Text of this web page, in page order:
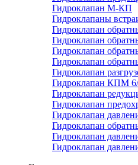
Гидроклапан М-КП
Гидроклапаны
Гидроклапан
Гидроклапан
Гидроклапан
Гидроклапан
Гидроклапан
Гидроклапан КПМ
Гидроклапан
Гидроклапан
Гидроклапан
Гидроклапан
Гидроклапан
Гидроклапан